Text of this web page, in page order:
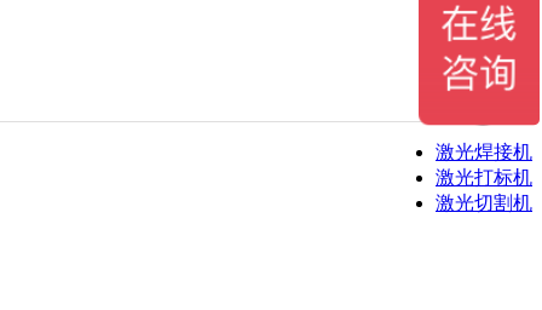
激光焊接机
激光打标机
激光切割机